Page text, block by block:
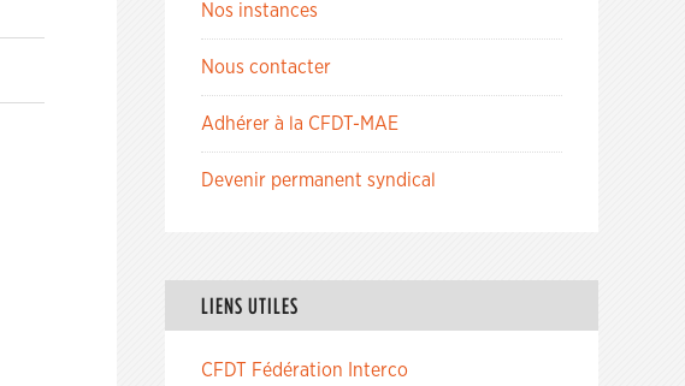
Nos instances
Nous contacter
Adhérer à la CFDT-MAE
Devenir permanent syndical
LIENS UTILES
CFDT Fédération Interco